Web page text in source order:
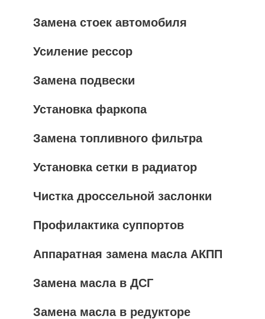
Замена стоек автомобиля
Усиление рессор
Замена подвески
Установка фаркопа
Замена топливного фильтра
Установка сетки в радиатор
Чистка дроссельной заслонки
Профилактика суппортов
Аппаратная замена масла АКПП
Замена масла в ДСГ
Замена масла в редукторе